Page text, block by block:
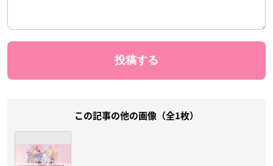
この記事の他の画像（全1枚）